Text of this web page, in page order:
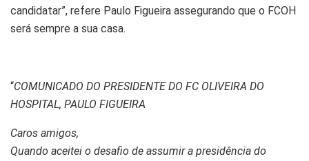
candidatar”, refere Paulo Figueira assegurando que o FCOH
será sempre a sua casa.
“COMUNICADO DO PRESIDENTE DO FC OLIVEIRA DO
HOSPITAL, PAULO FIGUEIRA
Caros amigos,
Quando aceitei o desafio de assumir a presidência do